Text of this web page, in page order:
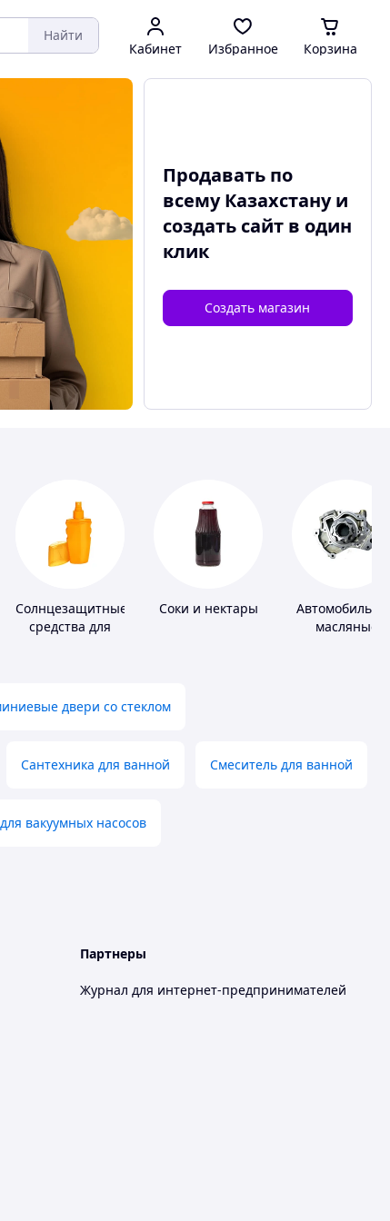
Найти
Кабинет Избранное Корзина
Продавать по
всему Казахстану и
создать сайтв один
клик
Создать магазин
Солнцезащитные
средства для
Соки и нектары
масляные
двери со стеклом
Сантехника для ванной Смеситель для ванной
вакуумных насосов
Партнеры
Журнал для интернет-предпринимателей